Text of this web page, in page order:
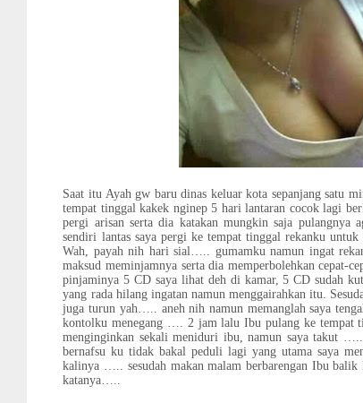
Saat itu Ayah gw baru dinas keluar kota sepanjang satu
tempat tinggal kakek nginep 5 hari lantaran cocok lagi
pergi arisan serta dia katakan mungkin saja pulangnya
sendiri lantas saya pergi ke tempat tinggal rekanku
Wah, payah nih hari sial….. gumamku namun ingat
maksud meminjamnya serta dia memperbolehkan cepat-
pinjaminya 5 CD saya lihat deh di kamar, 5 CD sudah
yang rada hilang ingatan namun menggairahkan itu.
juga turun yah….. aneh nih namun memanglah saya
kontolku menegang …. 2 jam lalu Ibu pulang ke tempat
menginginkan sekali meniduri ibu, namun saya takut
bernafsu ku tidak bakal peduli lagi yang utama saya
kalinya ….. sesudah makan malam berbarengan Ibu
katanya…..